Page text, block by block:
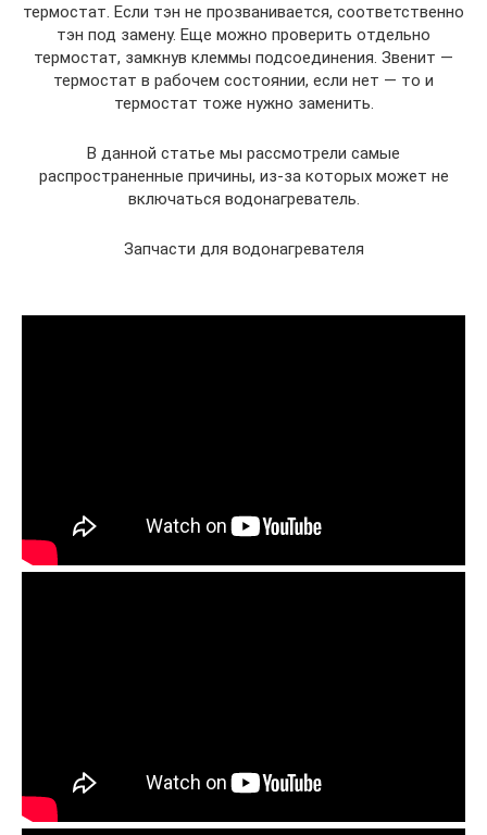
термостат. Если тэн не прозванивается, соответственно
тэн под замену. Еще можно проверить отдельно
термостат, замкнув клеммы подсоединения. Звенит —
термостат в рабочем состоянии, если нет — то и
термостат тоже нужно заменить.
В данной статье мы рассмотрели самые
распространенные причины, из-за которых может не
включаться водонагреватель.
Запчасти для водонагревателя